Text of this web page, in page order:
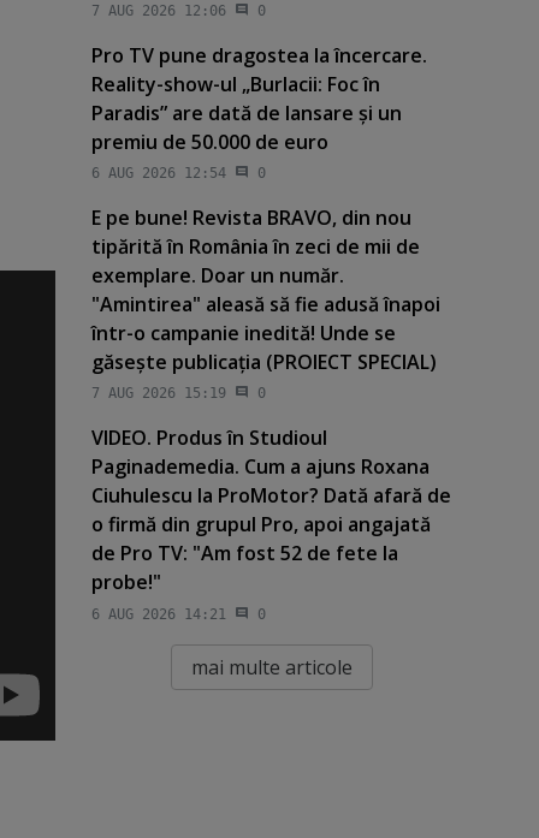
7 AUG 2026 12:06 0
Pro TV pune dragostea la încercare.
Reality-show-ul „Burlacii: Foc în
Paradis” are dată de lansare şi un
premiu de 50.000 de euro
6 AUG 2026 12:54 0
E pe bune! Revista BRAVO, din nou
tipărită în România în zeci de mii de
exemplare. Doar un număr.
"Amintirea" aleasă să fie adusă înapoi
într-o campanie inedită! Unde se
găseşte publicaţia (PROIECT SPECIAL)
7 AUG 2026 15:19 0
VIDEO. Produs în Studioul
Paginademedia. Cum a ajuns Roxana
Ciuhulescu la ProMotor? Dată afară de
o firmă din grupul Pro, apoi angajată
de Pro TV: "Am fost 52 de fete la
probe!"
6 AUG 2026 14:21 0
mai multe articole